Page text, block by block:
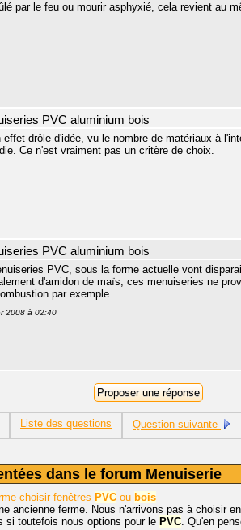
par le feu ou mourir asphyxié, cela revient au
PVC aluminium bois
effet drôle d'idée, vu le nombre de matériaux à
Ce n'est vraiment pas un critère de choix.
PVC aluminium bois
PVC, sous la forme actuelle vont
d'amidon de maïs, ces menuiseries ne
par exemple.
2008 à 02:40
Liste des questions Question suivante
dans le forum Menuiserie
choisir fenêtres PVC ou bois
ancienne ferme. Nous n'arrivons pas à choisir
si toutefois nous options pour le PVC. Qu'en